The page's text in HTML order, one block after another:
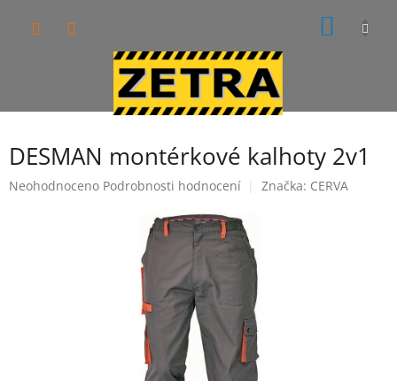
DESMAN montérkové kalhoty 2v1
Průměrné
Neohodnoceno Podrobnosti hodnocení Značka: CERVA